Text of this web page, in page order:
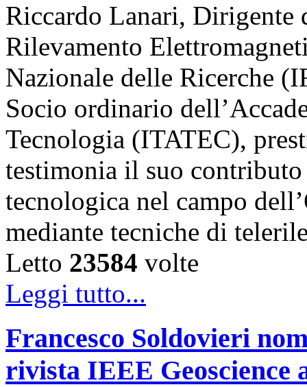
Riccardo Lanari, Dirigente
Rilevamento
Nazionale delle Ricerche
Socio ordinario
Tecnologia (ITATEC),
testimonia il suo
tecnologica nel campo
mediante tecniche di
Letto 23584 volte
Leggi tutto...
Francesco Soldovieri
rivista IEEE Geoscience